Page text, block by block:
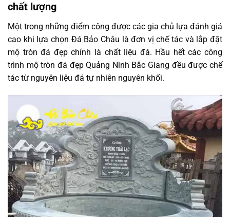
chất lượng
Một trong những điểm công được các gia chủ lựa đánh giá
cao khi lựa chọn Đá Bảo Châu là đơn vị chế tác và lắp đặt
mộ tròn đá đẹp chính là chất liệu đá. Hầu hết các công
trình mộ tròn đá đẹp Quảng Ninh Bắc Giang đều được chế
tác từ nguyên liệu đá tự nhiên nguyên khối.